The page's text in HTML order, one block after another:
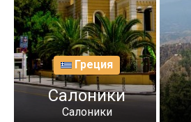
Греция
Салоники
Салоники